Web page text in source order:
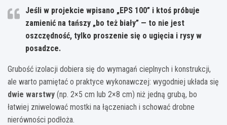
Jeśli w projekcie wpisano „EPS 100” i ktoś próbuje
zamienić na tańszy „bo też biały” — to nie jest
oszczędność, tylko proszenie się o ugięcia i rysy w
posadzce.
Grubość izolacji dobiera się do wymagań cieplnych i konstrukcji,
ale warto pamiętać o praktyce wykonawczej: wygodniej układa się
dwie warstwy (np. 2×5 cm lub 2×8 cm) niż jedną grubą, bo
łatwiej zniwelować mostki na łączeniach i schować drobne
nierówności podłoża.